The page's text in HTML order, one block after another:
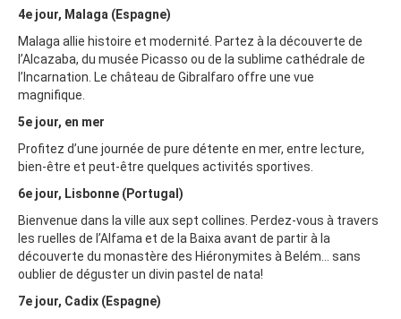
4e jour, Malaga (Espagne)
Malaga allie histoire et modernité. Partez à la découverte de
l’Alcazaba, du musée Picasso ou de la sublime cathédrale de
l’Incarnation. Le château de Gibralfaro offre une vue
magnifique.
5e jour, en mer
Profitez d’une journée de pure détente en mer, entre lecture,
bien-être et peut-être quelques activités sportives.
6e jour, Lisbonne (Portugal)
Bienvenue dans la ville aux sept collines. Perdez-vous à travers
les ruelles de l’Alfama et de la Baixa avant de partir à la
découverte du monastère des Hiéronymites à Belém… sans
oublier de déguster un divin pastel de nata!
7e jour, Cadix (Espagne)